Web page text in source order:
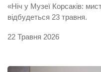
«Ніч у Музеї Корсаків:
відбудеться 23 травня.
22 Травня 2026